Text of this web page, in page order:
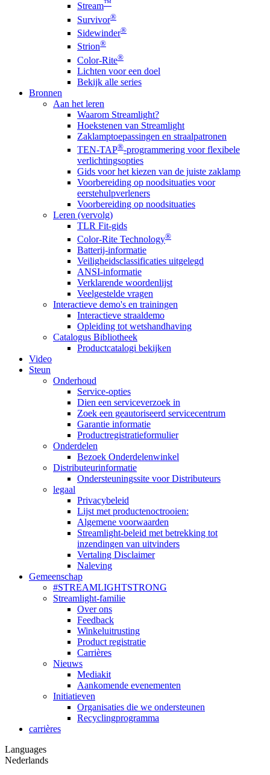
Stream™
Survivor®
Sidewinder®
Strion®
Color-Rite®
Lichten voor een doel
Bekijk alle series
Bronnen
Aan het leren
Waarom Streamlight?
Hoekstenen van Streamlight
Zaklamptoepassingen en straalpatronen
TEN-TAP®-programmering voor flexibele
verlichtingsopties
Gids voor het kiezen van de juiste zaklamp
Voorbereiding op noodsituaties voor
eerstehulpverleners
Voorbereiding op noodsituaties
Leren (vervolg)
TLR Fit-gids
Color-Rite Technology®
Batterij-informatie
Veiligheidsclassificaties uitgelegd
ANSI-informatie
Verklarende woordenlijst
Veelgestelde vragen
Interactieve demo's en trainingen
Interactieve straaldemo
Opleiding tot wetshandhaving
Catalogus Bibliotheek
Productcatalogi bekijken
Video
Steun
Onderhoud
Service-opties
Dien een serviceverzoek in
Zoek een geautoriseerd servicecentrum
Garantie informatie
Productregistratieformulier
Onderdelen
Bezoek Onderdelenwinkel
Distributeurinformatie
Ondersteuningssite voor Distributeurs
legaal
Privacybeleid
Lijst met productenoctrooien:
Algemene voorwaarden
Streamlight-beleid met betrekking tot
inzendingen van uitvinders
Vertaling Disclaimer
Naleving
Gemeenschap
#STREAMLIGHTSTRONG
Streamlight-familie
Over ons
Feedback
Winkeluitrusting
Product registratie
Carrières
Nieuws
Mediakit
Aankomende evenementen
Initiatieven
Organisaties die we ondersteunen
Recyclingprogramma
carrières
Languages
Nederlands